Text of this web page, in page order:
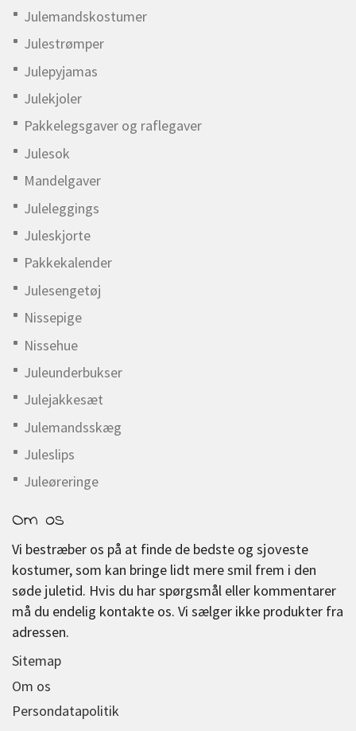
Julemandskostumer
Julestrømper
Julepyjamas
Julekjoler
Pakkelegsgaver og raflegaver
Julesok
Mandelgaver
Juleleggings
Juleskjorte
Pakkekalender
Julesengetøj
Nissepige
Nissehue
Juleunderbukser
Julejakkesæt
Julemandsskæg
Juleslips
Juleøreringe
Om os
Vi bestræber os på at finde de bedste og sjoveste
kostumer, som kan bringe lidt mere smil frem i den
søde juletid. Hvis du har spørgsmål eller kommentarer
må du endelig kontakte os. Vi sælger ikke produkter fra
adressen.
Sitemap
Om os
Persondatapolitik